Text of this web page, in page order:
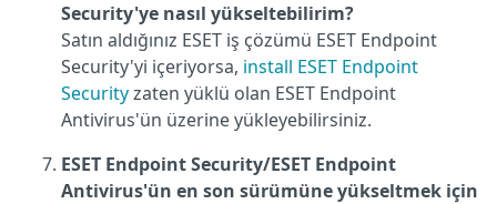
Security'ye nasıl yükseltebilirim?
Satın aldığınız ESET iş çözümü ESET Endpoint
Security'yi içeriyorsa, install ESET Endpoint
Securityzaten yüklü olan ESET Endpoint
Antivirus'ün üzerine yükleyebilirsiniz.
ESET Endpoint Security/ESET Endpoint
Antivirus'ün en son sürümüne yükseltmek için